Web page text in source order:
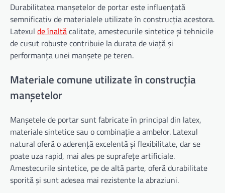
Durabilitatea manșetelor de portar este influențată
semnificativ de materialele utilizate în construcția acestora.
Latexul de înaltăcalitate, amestecurile sintetice și tehnicile
de cusut robuste contribuie la durata de viață și
performanța unei manșete pe teren.
Materiale comune utilizate în construcția
manșetelor
Manșetele de portar sunt fabricate în principal din latex,
materiale sintetice sau o combinație a ambelor. Latexul
natural oferă o aderență excelentă și flexibilitate, dar se
poate uza rapid, mai ales pe suprafețe artificiale.
Amestecurile sintetice, pe de altă parte, oferă durabilitate
sporită și sunt adesea mai rezistente la abraziuni.